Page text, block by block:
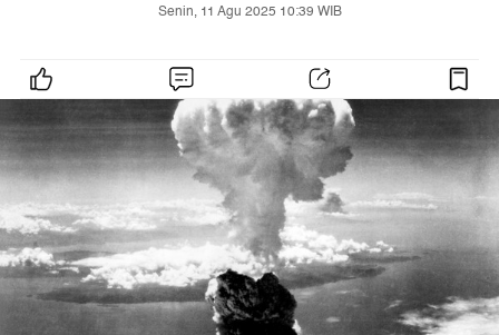
Senin, 11 Agu 2025 10:39 WIB